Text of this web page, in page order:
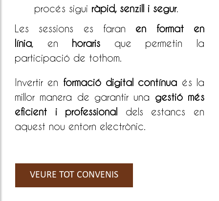
procés sigui ràpid, senzill i segur.
Les sessions es faran en format en
línia, en horaris que permetin la
participació de tothom.
Invertir en formació digital contínua és la
millor manera de garantir una gestió més
eficient i professional
dels estancs en
aquest nou entorn electrònic.
VEURE TOT CONVENIS